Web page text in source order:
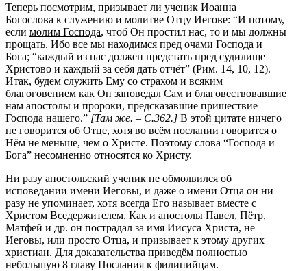
Теперь посмотрим, призывает ли ученик Иоанна
Богослова к служению и молитве Отцу Иегове: “И потому,
если молим Господа, чтоб Он простил нас, то и мы должны
прощать. Ибо все мы находимся пред очами Господа и
Бога; “каждый из нас должен предстать пред судилище
Христово и каждый за себя дать отчёт” (Рим. 14, 10, 12).
Итак, будем служить Ему со страхом и всяким
благоговением как Он заповедал Сам и благовествовавшие
нам апостолы и пророки, предсказавшие пришествие
Господа нашего.” [Там же. – С.362.] В этой цитате ничего
не говорится об Отце, хотя во всём послании говорится о
Нём не меньше, чем о Христе. Поэтому слова “Господа и
Бога” несомненно относятся ко Христу.
Ни разу апостольский ученик не обмолвился об
исповедании имени Иеговы, и даже о имени Отца он ни
разу не упоминает, хотя всегда Его называет вместе с
Христом Вседержителем. Как и апостолы Павел, Пётр,
Матфей и др. он пострадал за имя Иисуса Христа, не
Иеговы, или просто Отца, и призывает к этому других
христиан. Для доказательства приведём полностью
небольшую 8 главу Послания к филипийцам.